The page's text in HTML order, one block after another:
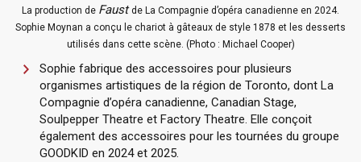
La production de Faustde La Compagnie d’opéra canadienne en 2024.
Sophie Moynan a conçu le chariot à gâteaux de style 1878 et les desserts
utilisés dans cette scène. (Photo : Michael Cooper)
Sophie fabrique des accessoires pour plusieurs
organismes artistiques de la région de Toronto, dont La
Compagnie d’opéra canadienne, Canadian Stage,
Soulpepper Theatre et Factory Theatre. Elle conçoit
également des accessoires pour les tournées du groupe
GOODKID en 2024 et 2025.